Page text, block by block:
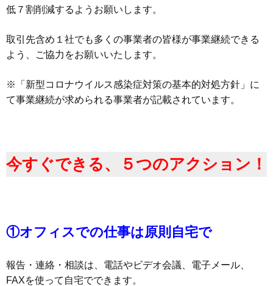
低７割削減するようお願いします。
取引先含め１社でも多くの事業者の皆様が事業継続できる
よう、ご協力をお願いいたします。
※「新型コロナウイルス感染症対策の基本的対処方針」に
て事業継続が求められる事業者が記載されています。
今すぐできる、５つのアクション！
①オフィスでの仕事は原則自宅で
報告・連絡・相談は、電話やビデオ会議、電子メール、
FAXを使って自宅でできます。